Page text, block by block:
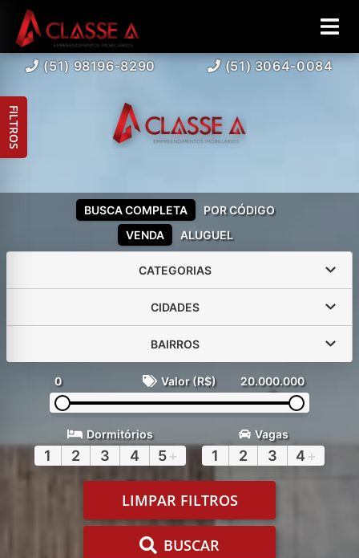
(51) 98196-8290 (51) 3064-0084
VENDA ALUGUEL
BUSCA COMPLETA POR CÓDIGO
CATEGORIAS
CIDADES
BAIRROS
0 Valor (R$) 20.000.000
Dormitórios
1 2 3 4 5+
Vagas
1 2 3 4 +
LIMPAR FILTROS
BUSCAR
FILTROS